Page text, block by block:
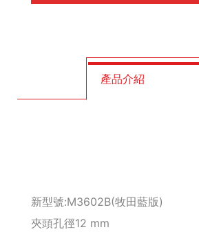
槌子
修皮刀 / 刮刀
Makita 機台
產品介紹
新型號:M3602B(牧田藍版)
夾頭孔徑12 mm